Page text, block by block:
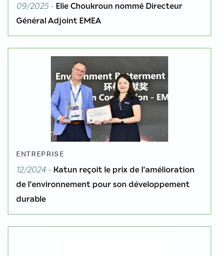
09/2025 - Elie Choukroun nommé Directeur
Général Adjoint EMEA
ENTREPRISE
12/2024 - Katun reçoit le prix de l'amélioration
de l'environnement pour son développement
durable